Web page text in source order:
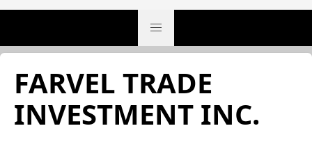
FARVEL TRADE
INVESTMENT INC.